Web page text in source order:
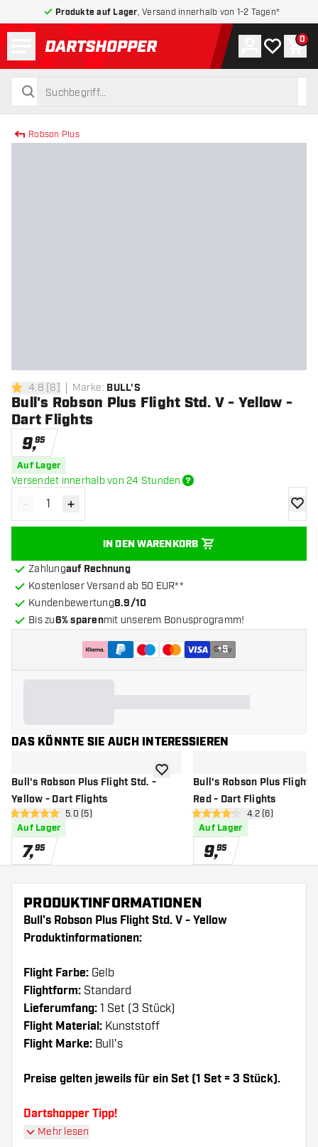
Produkte auf Lager , Versand innerhalb von 1-2 Tagen*
zurück zur Startseite
suchen
suchen
Konto
Meine 0
Robson Plus
4.8 Bewertungssterne
4.8 [6] Marke: BULL'S
Bull's Robson Plus Flight Std. V - Yellow -
Dart Flights
9,95
Auf Lager
Versendet innerhalb von 24 Stunden
Menge verringern
- Menge erhöhen
+
IN DEN WARENKORB
Zur
Zahlungauf Rechnung
Kostenloser Versand ab 50 EUR**
Kundenbewertung8.9/10
Bis zu6% sparenmit unserem Bonusprogramm!
+5
DAS KÖNNTE SIE AUCH INTERESSIEREN
Bull's Robson Plus Flight Std. -
Yellow - Dart Flights
Bewertungsbereich öffnen
5 Bewertungssterne
5.0 (5)
Auf Lager
7,95
Zur Wunschliste hinzufügen
Bull's Robson Plus Flight
Red - Dart Flights
4.2 Bewertungssterne
4.2 (6)
Auf Lager
9,95
PRODUKTINFORMATIONEN
Bull's Robson Plus Flight Std. V - Yellow
Produktinformationen:
Flight Farbe: Gelb
Flightform: Standard
Lieferumfang: 1 Set (3 Stück)
Flight Material: Kunststoff
Flight Marke: Bull's
Preise gelten jeweils für ein Set (1 Set = 3 Stück).
Dartshopper Tipp!
Mehr lesen